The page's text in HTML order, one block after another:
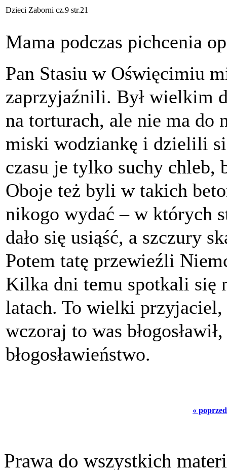
Dzieci Zaborni cz.9 str.21
Mama podczas pichcenia
Pan Stasiu w Oświęcimiu
zaprzyjaźnili. Był wielkim
na torturach, ale nie ma do
miski wodziankę i dzielili
czasu je tylko suchy chleb,
Oboje też byli w takich
nikogo wydać – w których
dało się usiąść, a szczury
Potem tatę przewieźli
Kilka dni temu spotkali się
latach. To wielki przyjaciel,
wczoraj to was
błogosławieństwo.
«
Prawa do wszystkich